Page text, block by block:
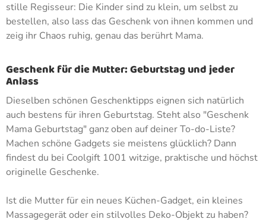
stille Regisseur: Die Kinder sind zu klein, um selbst zu
bestellen, also lass das Geschenk von ihnen kommen und
zeig ihr Chaos ruhig, genau das berührt Mama.
Geschenk für die Mutter: Geburtstag und jeder
Anlass
Dieselben schönen Geschenktipps eignen sich natürlich
auch bestens für ihren Geburtstag. Steht also "Geschenk
Mama Geburtstag" ganz oben auf deiner To-do-Liste?
Machen schöne Gadgets sie meistens glücklich? Dann
findest du bei Coolgift 1001 witzige, praktische und höchst
originelle Geschenke.
Ist die Mutter für ein neues Küchen-Gadget, ein kleines
Massagegerät oder ein stilvolles Deko-Objekt zu haben?